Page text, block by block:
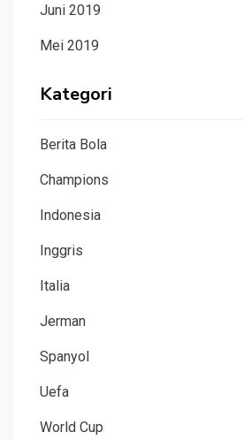
Juni 2019
Mei 2019
Kategori
Berita Bola
Champions
Indonesia
Inggris
Italia
Jerman
Spanyol
Uefa
World Cup